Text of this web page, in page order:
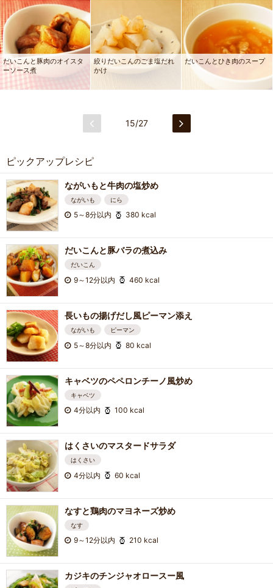
だいこんと豚肉のオイスタ
ーソース煮
絞りだいこんのごま塩だれ
かけ
だいこんとひき肉のスープ
15/27
ピックアップレシピ
ながいもと牛肉の塩炒め
ながいも にら
5～8分以内 380 kcal
だいこんと豚バラの煮込み
だいこん
9～12分以内 460 kcal
長いもの揚げだし風ピーマン添え
ながいも ピーマン
5～8分以内 80 kcal
キャベツのペペロンチーノ風炒め
キャベツ
4分以内 100 kcal
はくさいのマスタードサラダ
はくさい
4分以内 60 kcal
なすと鶏肉のマヨネーズ炒め
なす
9～12分以内 210 kcal
カジキのチンジャオロースー風